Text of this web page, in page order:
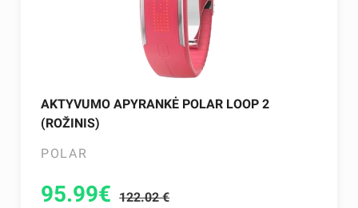
AKTYVUMO APYRANKĖ POLAR LOOP 2
(ROŽINIS)
POLAR
95.99€ 122.02 €